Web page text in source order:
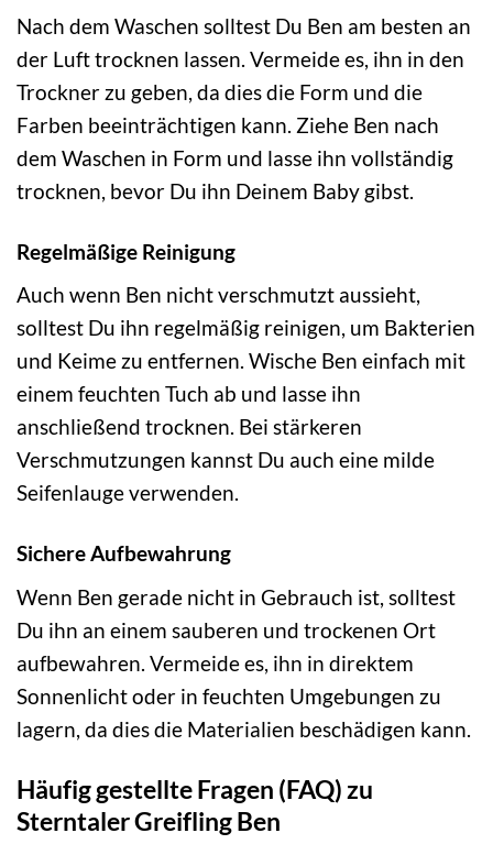
Nach dem Waschen solltest Du Ben am besten an
der Luft trocknen lassen. Vermeide es, ihn in den
Trockner zu geben, da dies die Form und die
Farben beeinträchtigen kann. Ziehe Ben nach
dem Waschen in Form und lasse ihn vollständig
trocknen, bevor Du ihn Deinem Baby gibst.
Regelmäßige Reinigung
Auch wenn Ben nicht verschmutzt aussieht,
solltest Du ihn regelmäßig reinigen, um Bakterien
und Keime zu entfernen. Wische Ben einfach mit
einem feuchten Tuch ab und lasse ihn
anschließend trocknen. Bei stärkeren
Verschmutzungen kannst Du auch eine milde
Seifenlauge verwenden.
Sichere Aufbewahrung
Wenn Ben gerade nicht in Gebrauch ist, solltest
Du ihn an einem sauberen und trockenen Ort
aufbewahren. Vermeide es, ihn in direktem
Sonnenlicht oder in feuchten Umgebungen zu
lagern, da dies die Materialien beschädigen kann.
Häufig gestellte Fragen (FAQ) zu
Sterntaler Greifling Ben